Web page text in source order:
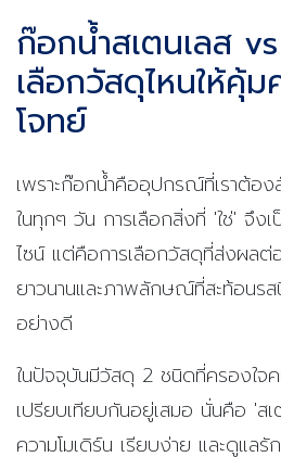
ก๊อกน้ำสเตนเลส
เลือกวัสดุไหนให้คุ้ม
โจทย์
เพราะก๊อกน้ำคืออุปกรณ์ที่เราต้อ
ในทุกๆ วัน การเลือกสิ่งที่ 'ใช่' จึง
ไซน์ แต่คือการเลือกวัสดุที่ส่งผลต่
ยาวนานและภาพลักษณ์ที่สะท้อนร
อย่างดี
ในปัจจุบันมีวัสดุ 2 ชนิดที่ครองใจ
เปรียบเทียบกันอยู่เสมอ นั่นคือ 'ส
ความโมเดิร์น เรียบง่าย และดูแล